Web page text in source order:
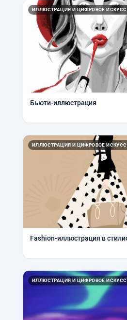
ИЛЛЮСТРАЦИЯ И ЦИФРОВОЕ
Бьюти-иллюстрация
ИЛЛЮСТРАЦИЯ И ЦИФРОВОЕ
Fashion-иллюстрация в
ИЛЛЮСТРАЦИЯ И ЦИФРОВОЕ